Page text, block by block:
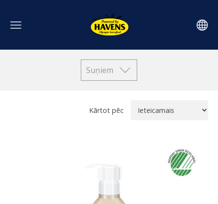
Suņiem
Kārtot pēc